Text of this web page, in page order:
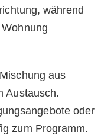
während
aus
Austausch.
oder
zum Programm.